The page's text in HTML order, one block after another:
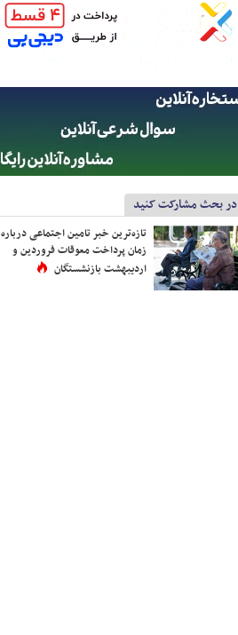
در بحث مشارکت کنید
تازه‌ترین خبر تامین اجتماعی درباره
زمان پرداخت معوقات فروردین و
اردیبهشت بازنشستگان